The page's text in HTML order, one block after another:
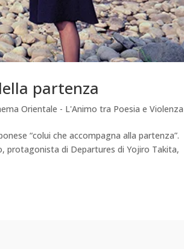
partenza
Orientale - L'Animo tra Poesia e Violenza
“colui che accompagna alla partenza”.
protagonista di Departures di Yojiro Takita,